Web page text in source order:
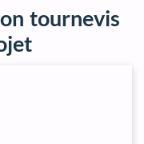
tournevis